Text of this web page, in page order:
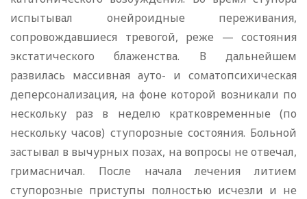
испытывал онейроидные переживания,
сопровождавшиеся тревогой, реже — состояния
экстатического блаженства. В дальнейшем
развилась массивная ауто- и соматопсихическая
деперсонализация, на фоне которой возникали по
нескольку раз в неделю кратковременные (по
нескольку часов) ступорозные состояния. Больной
застывал в вычурных позах, на вопросы не отвечал,
гримасничал. После начала лечения литием
ступорозные приступы полностью исчезли и не